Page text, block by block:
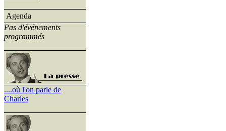
Agenda
Pas d'événements
programmés
....où l'on parle de
Charles